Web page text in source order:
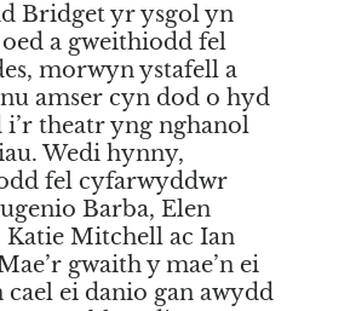
Bridget yr ysgol yn
a gweithiodd fel
morwyn ystafell a
amser cyn dod o hyd
i’r theatr yng nghanol
Wedi hynny,
fel cyfarwyddwr
Barba, Elen
Katie Mitchell ac Ian
gwaith y mae’n ei
cael ei danio gan awydd